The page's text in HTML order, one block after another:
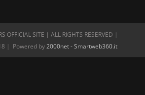
OFFICIAL SITE | ALL RIGHTS RESERVED |
| Powered by2000net - Smartweb360.it